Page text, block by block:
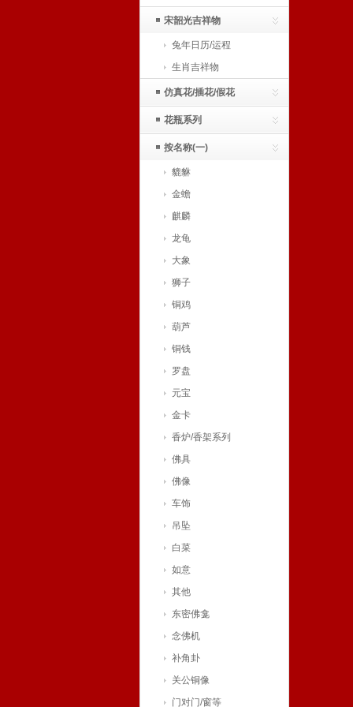
宋韶光吉祥物
兔年日历/运程
生肖吉祥物
仿真花/插花/假花
花瓶系列
按名称(一)
貔貅
金蟾
麒麟
龙龟
大象
狮子
铜鸡
葫芦
铜钱
罗盘
元宝
金卡
香炉/香架系列
佛具
佛像
车饰
吊坠
白菜
如意
其他
东密佛龛
念佛机
补角卦
关公铜像
门对门/窗等